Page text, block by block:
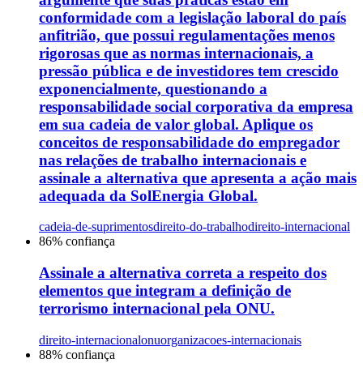
conformidade com a legislação laboral do país
anfitrião, que possui regulamentações menos
rigorosas que as normas internacionais, a
pressão pública e de investidores tem crescido
exponencialmente, questionando a
responsabilidade social corporativa da empresa
em sua cadeia de valor global. Aplique os
conceitos de responsabilidade do empregador
nas relações de trabalho internacionais e
assinale a alternativa que apresenta a ação mais
adequada da SolEnergia Global.
cadeia-de-suprimentosdireito-do-trabalhodireito-internacional
86% confiança
Assinale a alternativa correta a respeito dos
elementos que integram a definição de
terrorismo internacional pela ONU.
direito-internacionalonuorganizacoes-internacionais
88% confiança